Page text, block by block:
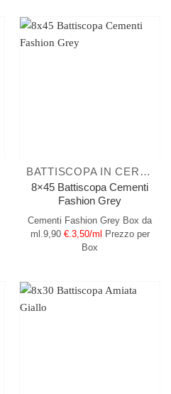
BATTISCOPA IN CERAMICA
8×45 Battiscopa Cementi
Fashion Grey
Cementi Fashion Grey Box da
ml.9,90 €.3,50/ml
Prezzo per
Box